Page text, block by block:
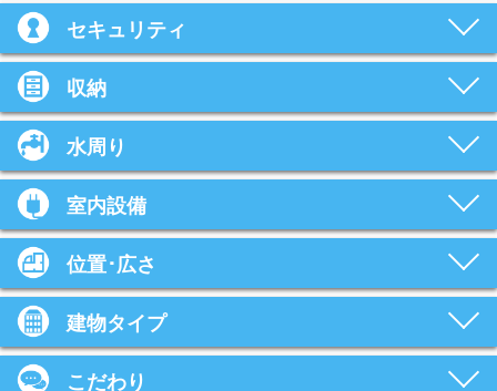
セキュリティ
収納
水周り
室内設備
位置･広さ
建物タイプ
こだわり